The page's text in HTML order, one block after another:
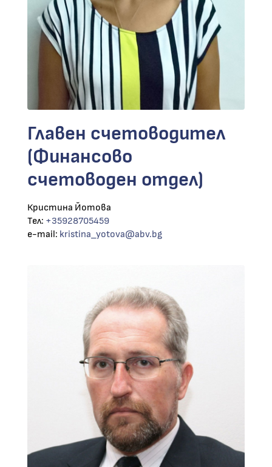
Главен счетоводител
(Финансово
счетоводен отдел)
Кристина Йотова
Тел: +35928705459
e-mail: kristina_yotova@abv.bg